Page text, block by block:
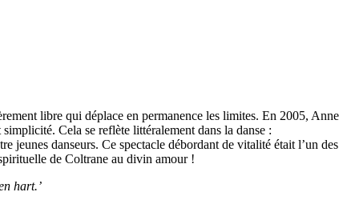
libre qui déplace en permanence les limites. En 2005, Anne
Cela se reflète littéralement dans la danse :
jeunes danseurs. Ce spectacle débordant de vitalité était l’un des
de Coltrane au divin amour !
hart.’